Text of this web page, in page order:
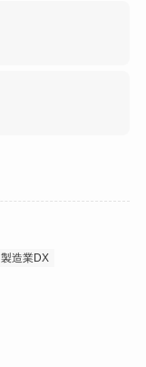
製造業DX